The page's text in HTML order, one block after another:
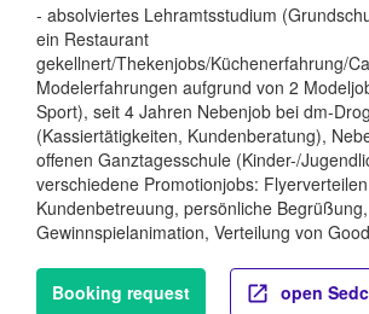
- absolviertes Lehramtsstudium
ein Restaurant
gekellnert/Thekenjobs/Küchenerfahrung/
Modelerfahrungen aufgrund von 2
Sport), seit 4 Jahren Nebenjob bei dm-
(Kassiertätigkeiten, Kundenberatung),
offenen Ganztagesschule (Kinder-/
verschiedene Promotionjobs:
Kundenbetreuung, persönliche Begrüßung,
Gewinnspielanimation, Verteilung von
Booking request open